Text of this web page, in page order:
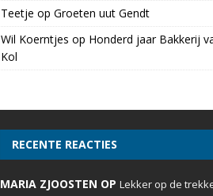
Teetje op Groeten uut Gendt
Wil Koerntjes op Honderd jaar Bakkerij
Kol
RECENTE REACTIES
MARIA ZJOOSTEN OPLekker op de